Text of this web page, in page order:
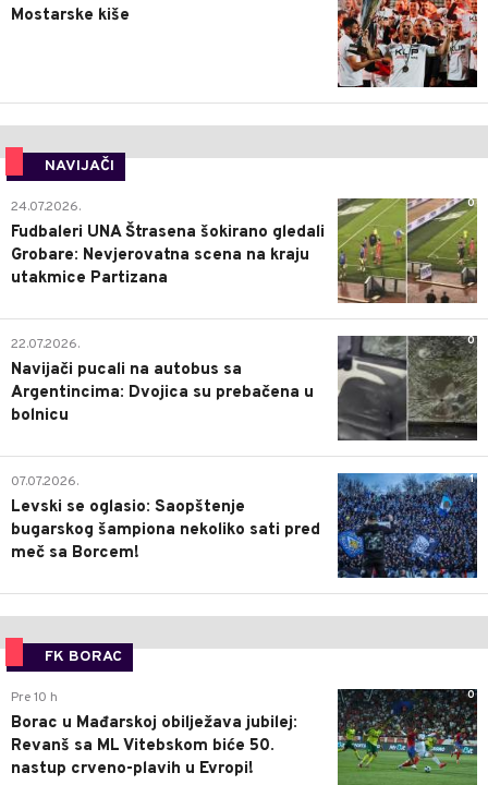
Mostarske kiše
NAVIJAČI
0
24.07.2026.
Fudbaleri UNA Štrasena šokirano gledali
Grobare: Nevjerovatna scena na kraju
utakmice Partizana
0
22.07.2026.
Navijači pucali na autobus sa
Argentincima: Dvojica su prebačena u
bolnicu
1
07.07.2026.
Levski se oglasio: Saopštenje
bugarskog šampiona nekoliko sati pred
meč sa Borcem!
FK BORAC
0
Pre 10 h
Borac u Mađarskoj obilježava jubilej:
Revanš sa ML Vitebskom biće 50.
nastup crveno-plavih u Evropi!